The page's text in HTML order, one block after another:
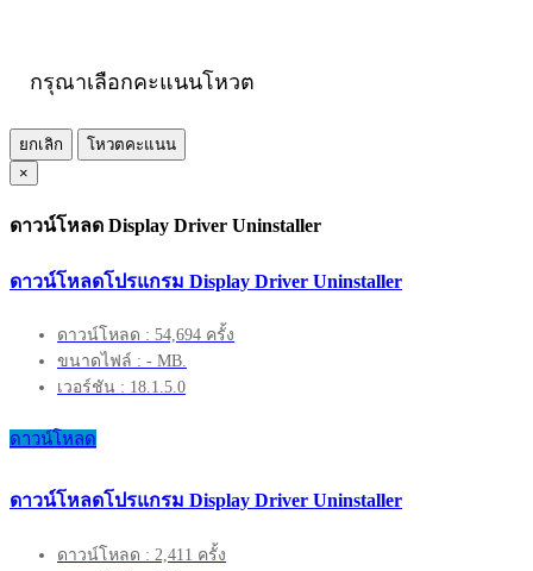
กรุณาเลือกคะแนนโหวต
ยกเลิก
โหวตคะแนน
×
ดาวน์โหลด Display Driver Uninstaller
ดาวน์โหลดโปรแกรม Display Driver Uninstaller
ดาวน์โหลด : 54,694 ครั้ง
ขนาดไฟล์ : - MB.
เวอร์ชัน : 18.1.5.0
ดาวน์โหลด
ดาวน์โหลดโปรแกรม Display Driver Uninstaller
ดาวน์โหลด : 2,411 ครั้ง